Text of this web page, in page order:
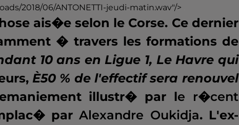
2018/06/ANTONETTI-jeudi-matin.wav"/>
ais�e selon le Corse. Ce dernier
� travers les formations de
10 ans en Ligue 1, Le Havre qui
È50 % de l'effectif sera renouvel
illustr� par le r�cent
parAlexandre Oukidja. L'ex-